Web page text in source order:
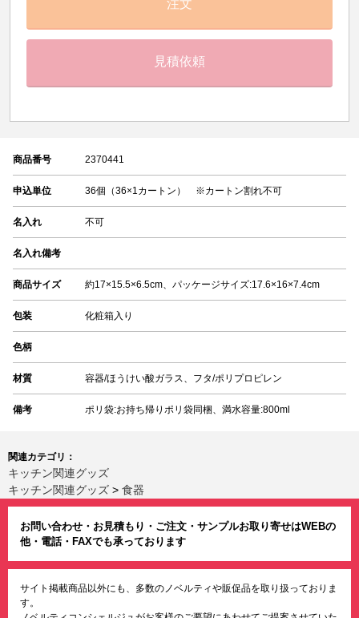
注文
見積依頼
商品番号 2370441
申込単位 36個（36×1カートン） ※カートン割れ不可
名入れ 不可
名入れ備考
商品サイズ 約17×15.5×6.5cm、パッケージサイズ:17.6×16×7.4cm
包装 化粧箱入り
色柄
材質 容器/ほうけい酸ガラス、フタ/ポリプロピレン
備考 ポリ袋:お持ち帰りポリ袋同梱、満水容量:800ml
関連カテゴリ：
キッチン関連グッズ
キッチン関連グッズ > 食器
お問い合わせ・お見積もり・ご注文・サンプルお取り寄せはWEBの
他・電話・FAXでも承っております
サイト掲載商品以外にも、多数のノベルティや販促品を取り扱っておりま
す。